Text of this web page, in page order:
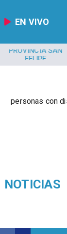
EN VIVO
PROVINCIA SAN
FELIPE
personas con
NOTICIAS